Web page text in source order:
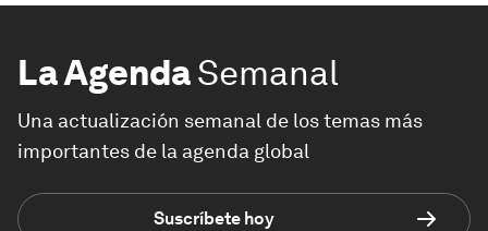
La AgendaSemanal
Una actualización semanal de los temas más
importantes de la agenda global
Suscríbete hoy